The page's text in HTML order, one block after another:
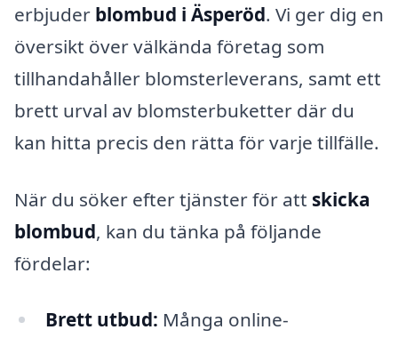
erbjuder blombud i Äsperöd. Vi ger dig en
översikt över välkända företag som
tillhandahåller blomsterleverans, samt ett
brett urval av blomsterbuketter där du
kan hitta precis den rätta för varje tillfälle.
När du söker efter tjänster för att skicka
blombud, kan du tänka på följande
fördelar:
Brett utbud: Många online-